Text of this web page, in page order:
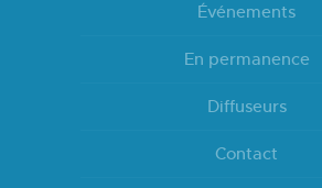
Événements
En permanence
Diffuseurs
Contact